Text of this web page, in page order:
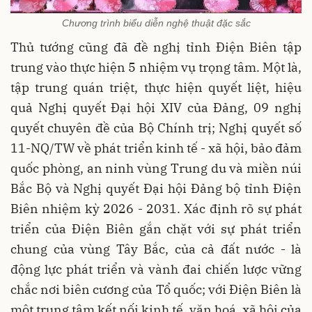
Chương trình biểu diễn nghệ thuật đặc sắc
Thủ tướng cũng đã đề nghị tỉnh Điện Biên tập
trung vào thực hiện 5 nhiệm vụ trọng tâm. Một là,
tập trung quán triệt, thực hiện quyết liệt, hiệu
quả Nghị quyết Đại hội XIV của Đảng, 09 nghị
quyết chuyên đề của Bộ Chính trị; Nghị quyết số
11-NQ/TW về phát triển kinh tế - xã hội, bảo đảm
quốc phòng, an ninh vùng Trung du và miền núi
Bắc Bộ và Nghị quyết Đại hội Đảng bộ tỉnh Điện
Biên nhiệm kỳ 2026 - 2031. Xác định rõ sự phát
triển của Điện Biên gắn chặt với sự phát triển
chung của vùng Tây Bắc, của cả đất nước - là
động lực phát triển và vành đai chiến lược vững
chắc nơi biên cương của Tổ quốc; với Điện Biên là